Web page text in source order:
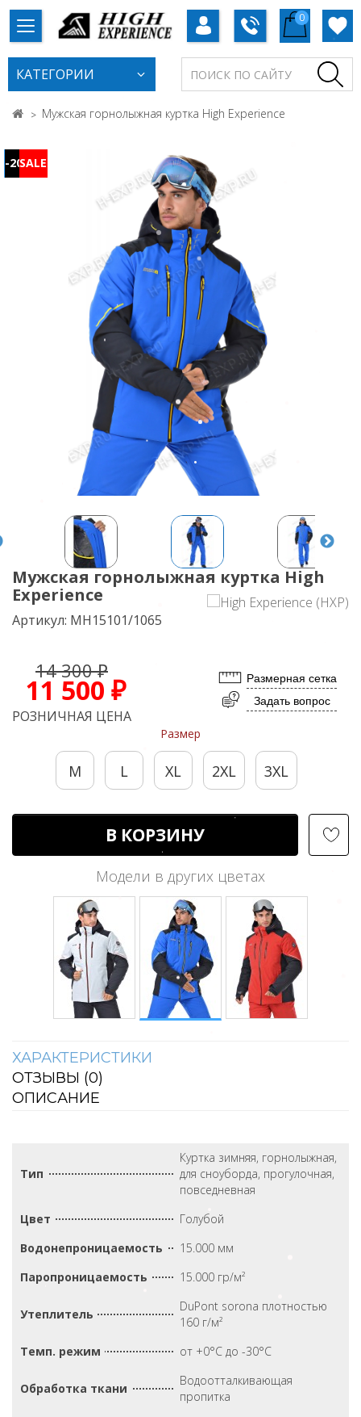
0
КАТЕГОРИИ
Мужская горнолыжная куртка High Experience
-20%
Мужская горнолыжная куртка High
Experience
Артикул: MH15101/1065
14 300 ₽
11 500 ₽
РОЗНИЧНАЯ ЦЕНА
Размерная сетка
Задать вопрос
Размер
M L XL 2XL 3XL
В КОРЗИНУ
Модели в других цветах
ХАРАКТЕРИСТИКИ
ОТЗЫВЫ (0)
ОПИСАНИЕ
Тип
Куртка зимняя, горнолыжная,
для сноуборда, прогулочная,
повседневная
Цвет
Голубой
Водонепроницаемость
15.000 мм
Паропроницаемость
15.000 гр/м²
Утеплитель
DuPont sorona плотностью
160 г/м²
Темп. режим
от +0°С до -30°С
Обработка ткани
Водоотталкивающая
пропитка